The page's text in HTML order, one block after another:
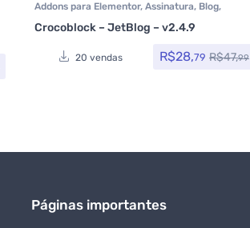
Addons para Elementor, Assinatura, Blog,
Crocoblock
Crocoblock Elementor Pro
Crocoblock – JetBlog – v2.4.9
20 vendas R$28,79 R$47,99
Páginas importantes